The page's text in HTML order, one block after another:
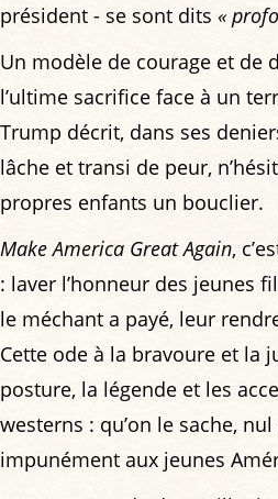
président - se sont dits «
Un modèle de courage et de
l’ultime sacrifice face à un
Trump décrit, dans ses
lâche et transi de peur,
propres enfants un bouclier.
Make America Great Again,
: laver l’honneur des jeunes
le méchant a payé, leur
Cette ode à la bravoure et la
posture, la légende et les
westerns : qu’on le sache, nul
impunément aux jeunes